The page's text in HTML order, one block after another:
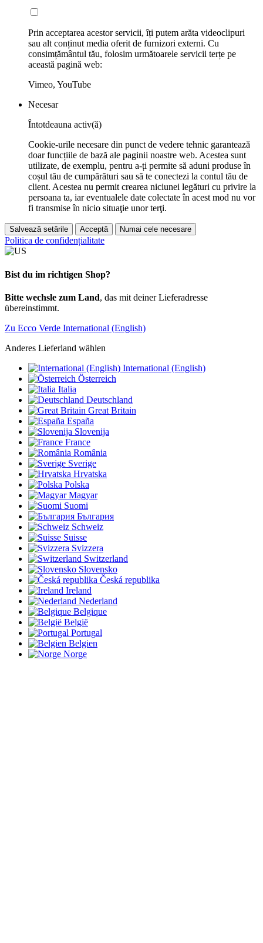
Prin acceptarea acestor servicii, îți putem arăta videoclipuri
sau alt conținut media oferit de furnizori externi. Cu
consimțământul tău, folosim următoarele servicii terțe pe
această pagină web:
Vimeo, YouTube
Necesar
Întotdeauna activ(ă)
Cookie-urile necesare din punct de vedere tehnic garantează
doar funcțiile de bază ale paginii noastre web. Acestea sunt
utilizate, de exemplu, pentru a-ți permite să aduni produse în
coșul tău de cumpărături sau să te conectezi la contul tău de
client. Acestea nu permit crearea niciunei legături cu privire la
persoana ta, iar eventualele date colectate în acest mod nu vor
fi transmise în nicio situaţie unor terţi.
Salvează setările Acceptă Numai cele necesare
Politica de confidențialitate
Bist du im richtigen Shop?
Bitte wechsle zum Land, das mit deiner Lieferadresse
übereinstimmt.
Zu Ecco Verde International (English)
Anderes Lieferland wählen
International (English)
Österreich
Italia
Deutschland
Great Britain
España
Slovenija
France
România
Sverige
Hrvatska
Polska
Magyar
Suomi
България
Schweiz
Suisse
Svizzera
Switzerland
Slovensko
Česká republika
Ireland
Nederland
Belgique
België
Portugal
Belgien
Norge